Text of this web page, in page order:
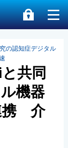
の認知症デジタル
共同
機器
携 介